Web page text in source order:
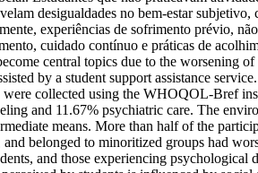
desigualdades no bem-estar
experiências de sofrimento prévio,
cuidado contínuo e práticas de
central topics due to the worsening
by a student support assistance
collected using the WHOQOL-Bref
and 11.67% psychiatric care. The
means. More than half of the
belonged to minoritized groups had
and those experiencing psychological